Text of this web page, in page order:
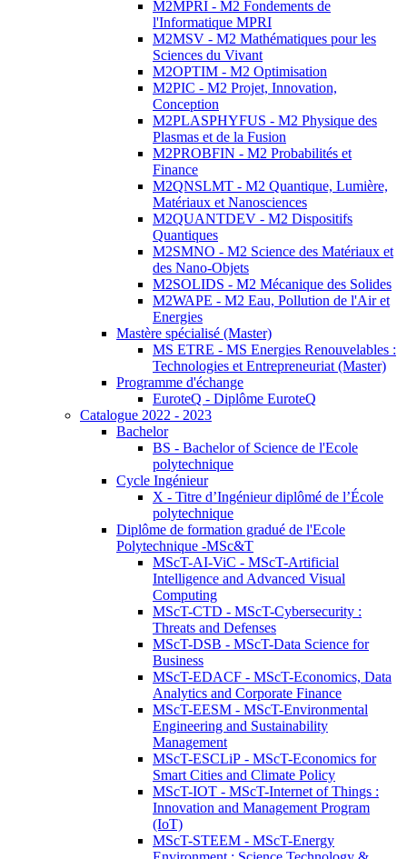
M2MPRI - M2 Fondements de
l'Informatique MPRI
M2MSV - M2 Mathématiques pour les
Sciences du Vivant
M2OPTIM - M2 Optimisation
M2PIC - M2 Projet, Innovation,
Conception
M2PLASPHYFUS - M2 Physique des
Plasmas et de la Fusion
M2PROBFIN - M2 Probabilités et
Finance
M2QNSLMT - M2 Quantique, Lumière,
Matériaux et Nanosciences
M2QUANTDEV - M2 Dispositifs
Quantiques
M2SMNO - M2 Science des Matériaux et
des Nano-Objets
M2SOLIDS - M2 Mécanique des Solides
M2WAPE - M2 Eau, Pollution de l'Air et
Energies
Mastère spécialisé (Master)
MS ETRE - MS Energies Renouvelables :
Technologies et Entrepreneuriat (Master)
Programme d'échange
EuroteQ - Diplôme EuroteQ
Catalogue 2022 - 2023
Bachelor
BS - Bachelor of Science de l'Ecole
polytechnique
Cycle Ingénieur
X - Titre d’Ingénieur diplômé de l’École
polytechnique
Diplôme de formation gradué de l'Ecole
Polytechnique -MSc&T
MScT-AI-ViC - MScT-Artificial
Intelligence and Advanced Visual
Computing
MScT-CTD - MScT-Cybersecurity :
Threats and Defenses
MScT-DSB - MScT-Data Science for
Business
MScT-EDACF - MScT-Economics, Data
Analytics and Corporate Finance
MScT-EESM - MScT-Environmental
Engineering and Sustainability
Management
MScT-ESCLiP - MScT-Economics for
Smart Cities and Climate Policy
MScT-IOT - MScT-Internet of Things :
Innovation and Management Program
(IoT)
MScT-STEEM - MScT-Energy